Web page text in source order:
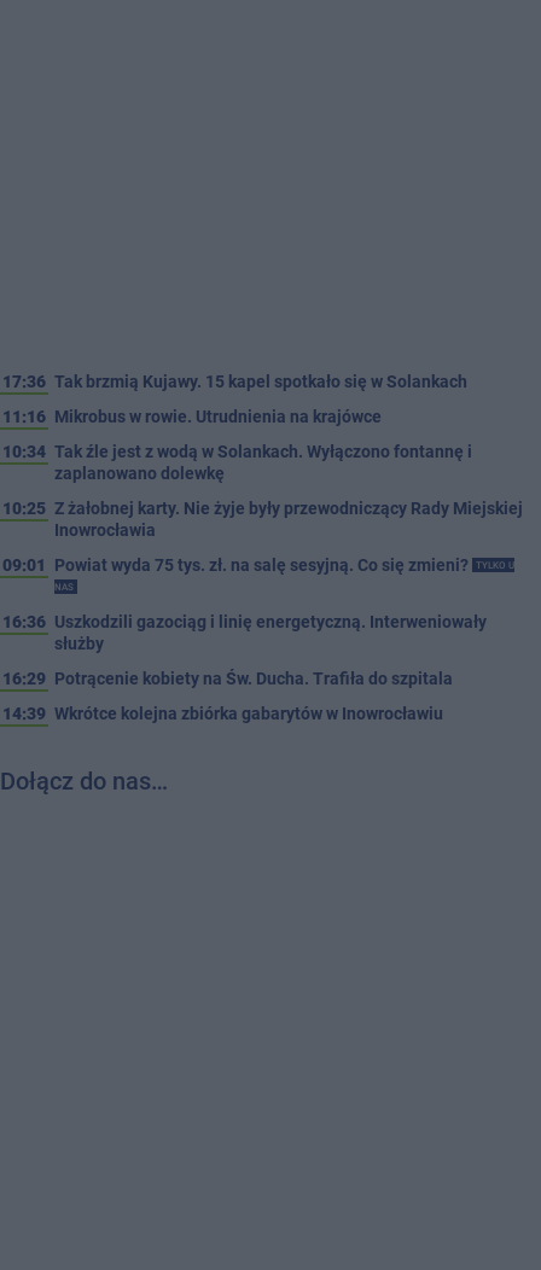
17:36 Tak brzmią Kujawy. 15 kapel spotkało się w Solankach
11:16 Mikrobus w rowie. Utrudnienia na krajówce
10:34 Tak źle jest z wodą w Solankach. Wyłączono fontannę i
zaplanowano dolewkę
10:25 Z żałobnej karty. Nie żyje były przewodniczący Rady Miejskiej
Inowrocławia
09:01
Powiat wyda 75 tys. zł. na salę sesyjną. Co się zmieni?
TYLKO U
NAS
16:36 Uszkodzili gazociąg i linię energetyczną. Interweniowały
służby
16:29 Potrącenie kobiety na Św. Ducha. Trafiła do szpitala
14:39 Wkrótce kolejna zbiórka gabarytów w Inowrocławiu
Dołącz do nas…